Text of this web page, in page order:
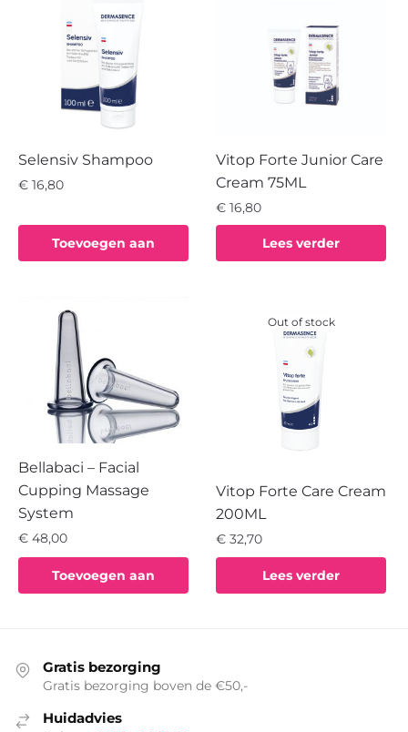
Selensiv Shampoo
€ 16,80
Toevoegen aan
Vitop Forte Junior Care
Cream 75ML
€ 16,80
Lees verder
Bellabaci – Facial
Cupping Massage
System
€ 48,00
Toevoegen aan
Out of stock
Vitop Forte Care Cream
200ML
€ 32,70
Lees verder
Gratis bezorging
Gratis bezorging boven de €50,-
Huidadvies